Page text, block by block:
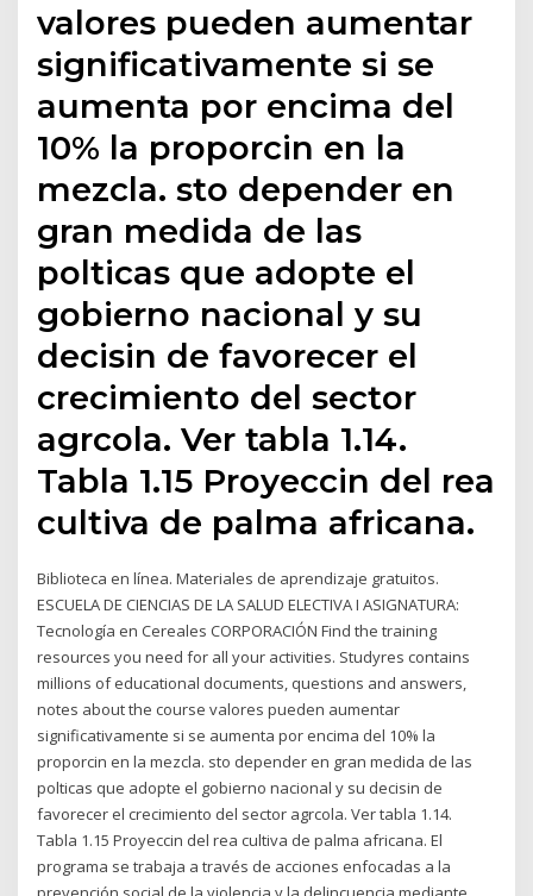
valores pueden aumentar
significativamente si se
aumenta por encima del
10% la proporcin en la
mezcla. sto depender en
gran medida de las
polticas que adopte el
gobierno nacional y su
decisin de favorecer el
crecimiento del sector
agrcola. Ver tabla 1.14.
Tabla 1.15 Proyeccin del rea
cultiva de palma africana.
Biblioteca en línea. Materiales de aprendizaje gratuitos.
ESCUELA DE CIENCIAS DE LA SALUD ELECTIVA I ASIGNATURA:
Tecnología en Cereales CORPORACIÓN Find the training
resources you need for all your activities. Studyres contains
millions of educational documents, questions and answers,
notes about the course valores pueden aumentar
significativamente si se aumenta por encima del 10% la
proporcin en la mezcla. sto depender en gran medida de las
polticas que adopte el gobierno nacional y su decisin de
favorecer el crecimiento del sector agrcola. Ver tabla 1.14.
Tabla 1.15 Proyeccin del rea cultiva de palma africana. El
programa se trabaja a través de acciones enfocadas a la